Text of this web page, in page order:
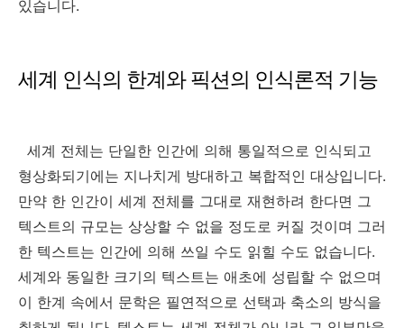
있습니다.
세계 인식의 한계와 픽션의 인식론적 기능
세계 전체는 단일한 인간에 의해 통일적으로 인식되고
형상화되기에는 지나치게 방대하고 복합적인 대상입니다.
만약 한 인간이 세계 전체를 그대로 재현하려 한다면 그
텍스트의 규모는 상상할 수 없을 정도로 커질 것이며 그러
한 텍스트는 인간에 의해 쓰일 수도 읽힐 수도 없습니다.
세계와 동일한 크기의 텍스트는 애초에 성립할 수 없으며
이 한계 속에서 문학은 필연적으로 선택과 축소의 방식을